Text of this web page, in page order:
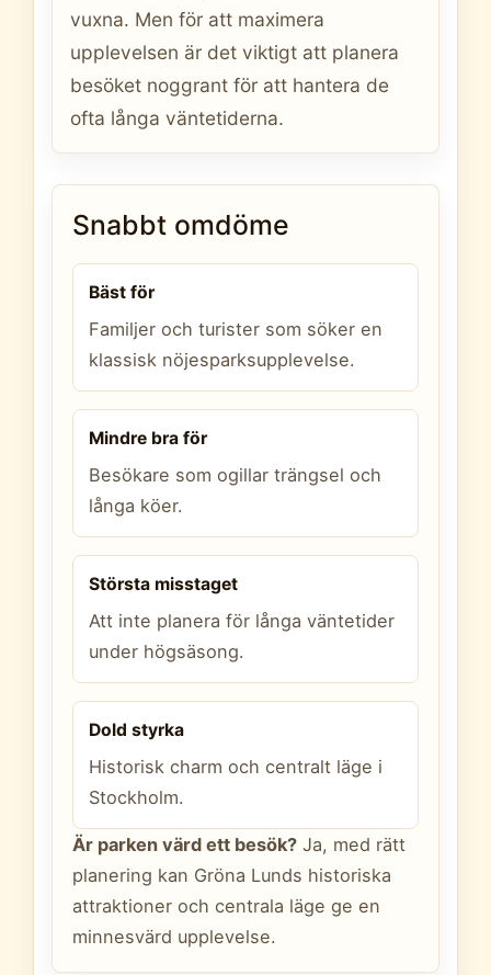
vuxna. Men för att maximera
upplevelsen är det viktigt att planera
besöket noggrant för att hantera de
ofta långa väntetiderna.
Snabbt omdöme
Bäst för
Familjer och turister som söker en
klassisk nöjesparksupplevelse.
Mindre bra för
Besökare som ogillar trängsel och
långa köer.
Största misstaget
Att inte planera för långa väntetider
under högsäsong.
Dold styrka
Historisk charm och centralt läge i
Stockholm.
Är parken värd ett besök?Ja, med rätt
planering kan Gröna Lunds historiska
attraktioner och centrala läge ge en
minnesvärd upplevelse.